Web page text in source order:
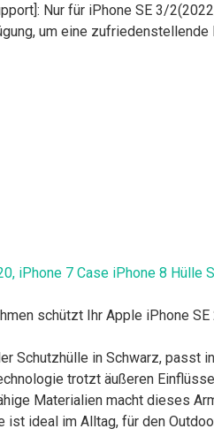
Nur für iPhone SE 3/
um eine zufriedenstellende
iPhone 7 Case iPhone 8
schützt Ihr Apple iPhone
Schutzhülle in Schwarz,
trotzt äußeren
Materialien macht dieses
ist ideal im Alltag, für den